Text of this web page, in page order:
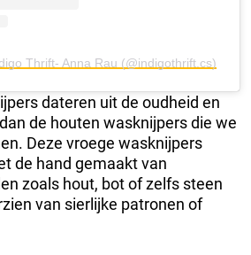
Thrift- Anna Rau (@indigothrift.cs)
dateren uit de oudheid en
de houten wasknijpers die we
Deze vroege wasknijpers
de hand gemaakt van
zoals hout, bot of zelfs steen
van sierlijke patronen of